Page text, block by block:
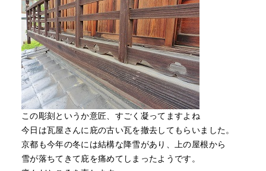
この彫刻というか意匠、すごく凝ってますよね
今日は瓦屋さんに庇の古い瓦を撤去してもらいました。
京都も今年の冬には結構な降雪があり、上の屋根から
雪が落ちてきて庇を痛めてしまったようです。